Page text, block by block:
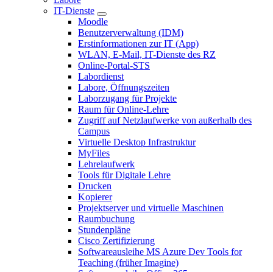
IT-Dienste
Moodle
Benutzerverwaltung (IDM)
Erstinformationen zur IT (App)
WLAN, E-Mail, IT-Dienste des RZ
Online-Portal-STS
Labordienst
Labore, Öffnungszeiten
Laborzugang für Projekte
Raum für Online-Lehre
Zugriff auf Netzlaufwerke von außerhalb des
Campus
Virtuelle Desktop Infrastruktur
MyFiles
Lehrelaufwerk
Tools für Digitale Lehre
Drucken
Kopierer
Projektserver und virtuelle Maschinen
Raumbuchung
Stundenpläne
Cisco Zertifizierung
Softwareausleihe MS Azure Dev Tools for
Teaching (früher Imagine)